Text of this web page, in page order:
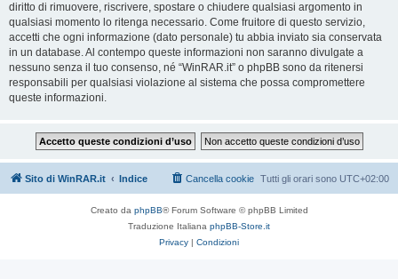
diritto di rimuovere, riscrivere, spostare o chiudere qualsiasi argomento in
qualsiasi momento lo ritenga necessario. Come fruitore di questo servizio,
accetti che ogni informazione (dato personale) tu abbia inviato sia conservata
in un database. Al contempo queste informazioni non saranno divulgate a
nessuno senza il tuo consenso, né “WinRAR.it” o phpBB sono da ritenersi
responsabili per qualsiasi violazione al sistema che possa compromettere
queste informazioni.
Sito di WinRAR.it Indice Tutti gli orari sono UTC+02:00
Cancella cookie
Creato da phpBB® Forum Software © phpBB Limited
Traduzione Italiana phpBB-Store.it
Privacy | Condizioni